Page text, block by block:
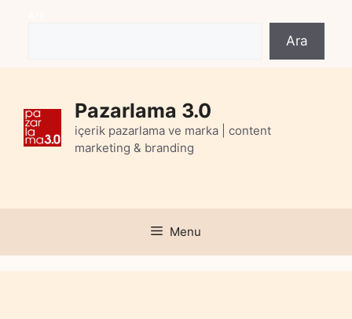
Ara
Pazarlama 3.0
içerik pazarlama ve marka | content
marketing & branding
Menu